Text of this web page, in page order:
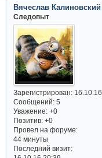
Вячеслав Калиновский
Следопыт
Зарегистрирован: 16.10.16
Сообщений:5
Уважение: +0
Позитив: +0
Провел на форуме:
44 минуты
Последний визит: